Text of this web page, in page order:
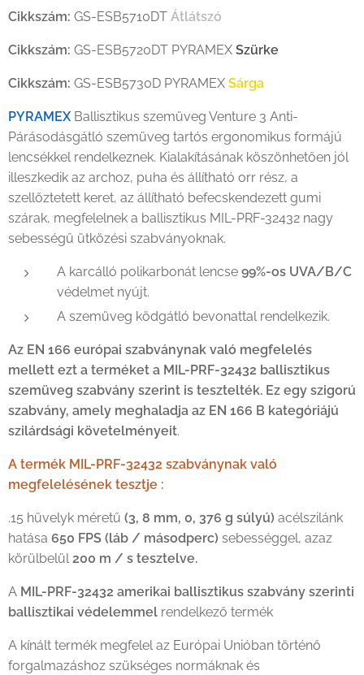
Cikkszám: GS-ESB5710DT Átlátszó
Cikkszám: GS-ESB5720DT PYRAMEX Szürke
Cikkszám: GS-ESB5730D PYRAMEX Sárga
PYRAMEX Ballisztikus szemüveg Venture 3 Anti-
Párásodásgátló szemüveg tartós ergonomikus formájú
lencsékkel rendelkeznek. Kialakításának köszönhetően jól
illeszkedik az archoz, puha és állítható orr rész, a
szellőztetett keret, az állítható befecskendezett gumi
szárak, megfelelnek a ballisztikus MIL-PRF-32432 nagy
sebességű ütközési szabványoknak.
A karcálló polikarbonát lencse 99%-os UVA/B/C
védelmet nyújt.
A szemüveg ködgátló bevonattal rendelkezik.
Az EN 166 európai szabványnak való megfelelés
mellett ezt a terméket a MIL-PRF-32432 ballisztikus
szemüveg szabvány szerint is tesztelték. Ez egy szigorú
szabvány, amely meghaladja az EN 166 B kategóriájú
szilárdsági követelményeit.
A termék MIL-PRF-32432 szabványnak való
megfelelésének tesztje :
.15 hüvelyk méretű (3, 8 mm, 0, 376 g súlyú) acélszilánk
hatása 650 FPS (láb / másodperc) sebességgel, azaz
körülbelül200 m / s tesztelve.
A MIL-PRF-32432 amerikai ballisztikus szabvány szerinti
ballisztikai védelemmel rendelkező termék
A kínált termék megfelel az Európai Unióban történő
forgalmazáshoz szükséges normáknak és